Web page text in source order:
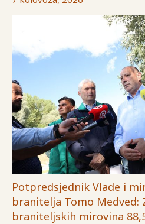
Potpredsjednik Vlade i
branitelja Tomo Medved:
braniteljskih mirovina